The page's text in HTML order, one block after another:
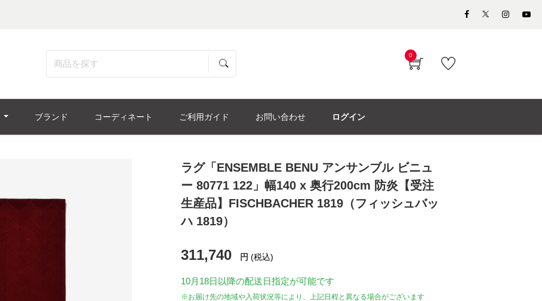
0
ブランド コーディネート ご利用ガイド お問い合わせ ログイン
ラグ「ENSEMBLE BENU アンサンブル ビニュ
ー 80771 122」幅140 x 奥行200cm 防炎【受注
生産品】FISCHBACHER 1819（フィッシュバッ
ハ 1819）
311,740 円 (税込)
10月18日 以降の配送日指定が可能です
※お届け先の地域や入荷状況等により、上記日程と異なる場合がございます